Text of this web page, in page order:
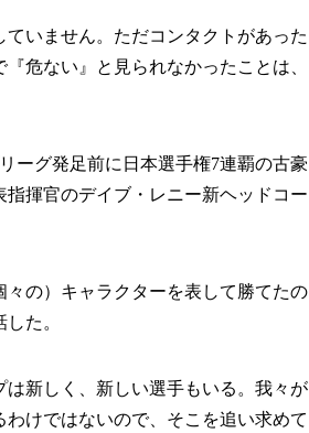
いません。ただコンタクトがあった
危ない』と見られなかったことは、
ーグ発足前に日本選手権7連覇の古豪
揮官のデイブ・レニー新ヘッドコー
の）キャラクターを表して勝てたの
た。
は新しく、新しい選手もいる。我々が
けではないので、そこを追い求めて